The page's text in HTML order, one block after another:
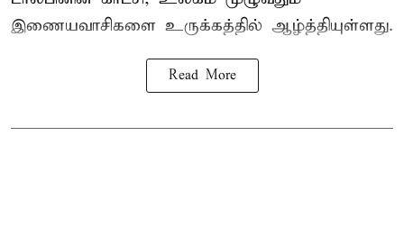
இணையவாசிகளை உருக்கத்தில் ஆழ்த்தியுள்ளது.
Read More